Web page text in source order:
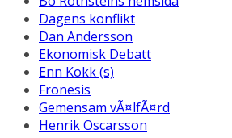
Dagens konflikt
Dan Andersson
Ekonomisk Debatt
Enn Kokk (s)
Fronesis
Gemensam vÃ¤lfÃ¤rd
Henrik Oscarsson